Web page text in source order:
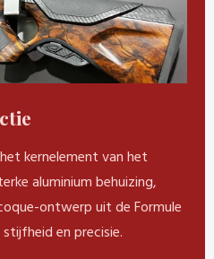
kernelement van het
aluminium behuizing,
ontwerp uit de Formule
en precisie.